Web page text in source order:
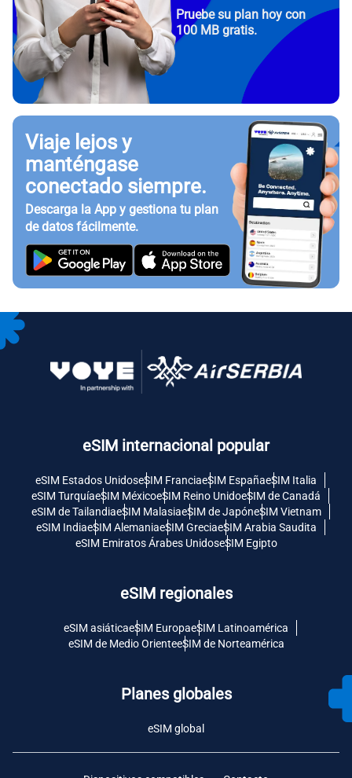
Pruebe su plan hoy con
100 MB gratis.
Viaje lejos y
manténgase
conectado siempre.
Descarga la App y gestiona tu plan
de datos fácilmente.
eSIM internacional popular
eSIM Estados UnidoseSIM FranciaeSIM EspañaeSIM Italia
eSIM TurquíaeSIM MéxicoeSIM Reino UnidoeSIM de Canadá
eSIM de TailandiaeSIM MalasiaeSIM de JapóneSIM Vietnam
eSIM IndiaeSIM AlemaniaeSIM GreciaeSIM Arabia Saudita
eSIM Emiratos Árabes UnidoseSIM Egipto
eSIM regionales
eSIM asiáticaeSIM EuropaeSIM Latinoamérica
eSIM de Medio OrienteeSIM de Norteamérica
Planes globales
eSIM global